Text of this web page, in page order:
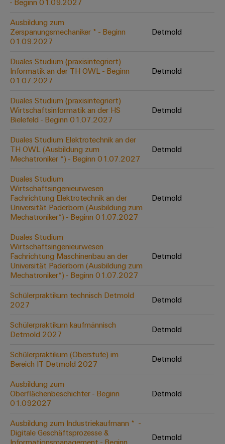
Sicherer
Betrieb
mit
Lösungen
für
die
Photovoltaik
Mehr
durch
Sonnenenergie
Schaltschrankbau
Lösungen
für
die
Herausforderungen
im
Schienenfahrzeuge
Moderne
und
digitale
für
im
Bahnverkehr
Schiffbau
Umfassende
für
die
maritime
Wasseraufbereitung
Automation
Industrial
IoT
Industrial
Security
Service
Platform
EZA-
Gerätehersteller
Leiterplattensteckverbinder
&
Leiterplattenklemmen
PCB
Services
Original
Equipment
(OEM)
Systeme
Industrial
Ethernet
Touch-
Panels
Engineering-
und
Visualisierungstools
Energiemessung
und
Metering
Weidmüller
Industrial
Remote
Access
&
Cloud-
Industrial
Service
Platform
easyConnect
Werkstatt
Zubehör
PSIRT
Digitale
eShop
OCI-
Schnittstelle
Schnittstelle
SERVICES
finden
Solution
Partner
-
Systemintegratoren
Messen
&
Events
Messen
&
Events
Spannende
in unseren
Unser
neues
Distribution
- Beginn 01.09.2027
Ausbildung zum
Zerspanungsmechaniker * - Beginn
01.09.2027
Detmold
Duales Studium (praxisintegriert)
Informatik an der TH OWL - Beginn
01.07.2027
Detmold
Duales Studium (praxisintegriert)
Wirtschaftsinformatik an der HS
Bielefeld - Beginn 01.07.2027
Detmold
Duales Studium Elektrotechnik an der
TH OWL (Ausbildung zum
Mechatroniker *) - Beginn 01.07.2027
Detmold
Duales Studium
Wirtschaftsingenieurwesen
Fachrichtung Elektrotechnik an der
Universität Paderborn (Ausbildung zum
Mechatroniker*) - Beginn 01.07.2027
Detmold
Duales Studium
Wirtschaftsingenieurwesen
Fachrichtung Maschinenbau an der
Universität Paderborn (Ausbildung zum
Mechatroniker*) - Beginn 01.07.2027
Detmold
Schülerpraktikum technisch Detmold
2027
Detmold
Schülerpraktikum kaufmännisch
Detmold 2027
Detmold
Schülerpraktikum (Oberstufe) im
Bereich IT Detmold 2027
Detmold
Ausbildung zum
Oberflächenbeschichter - Beginn
01.092027
Detmold
Ausbildung zum Industriekaufmann * ​ -
Digitale Geschäftsprozesse &
Detmold